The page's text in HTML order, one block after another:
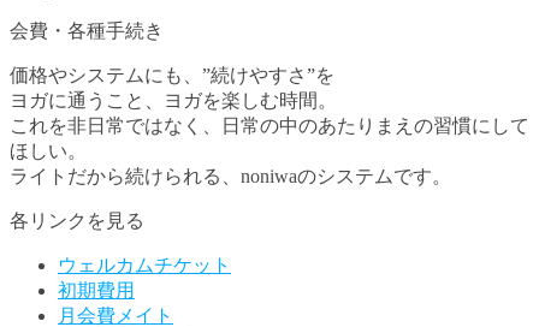
会費・各種手続き
価格やシステムにも、”続けやすさ”を
ヨガに通うこと、ヨガを楽しむ時間。
これを非日常ではなく、日常の中のあたりまえの習慣にして
ほしい。
ライトだから続けられる、noniwaのシステムです。
各リンクを見る
ウェルカムチケット
初期費用
月会費メイト